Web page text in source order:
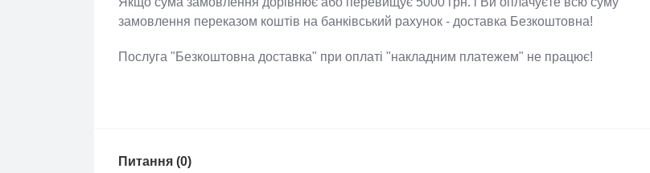
Якщо сума замовлення дорівнює або перевищує 5000 грн. і Ви оплачуєте всю суму
замовлення переказом коштів на банківський рахунок - доставка Безкоштовна!
Послуга "Безкоштовна доставка" при оплаті "накладним платежем" не працює!